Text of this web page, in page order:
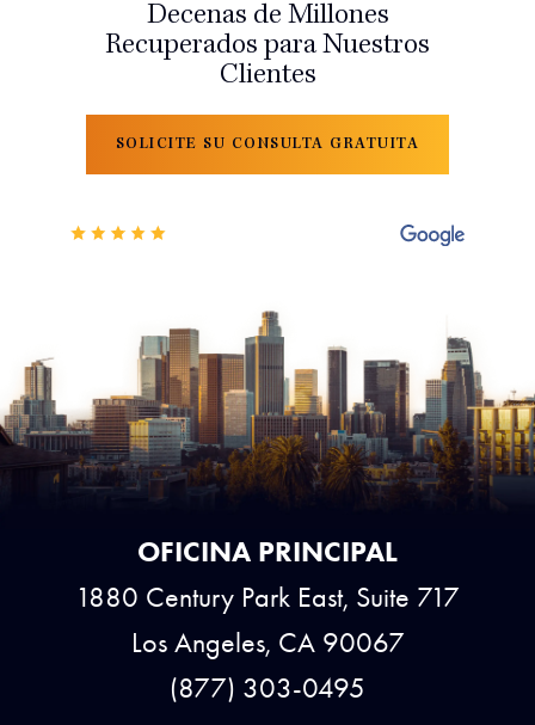
Decenas de Millones
Recuperados para Nuestros
Clientes
SOLICITE SU CONSULTA GRATUITA
OFICINA PRINCIPAL
1880 Century Park East, Suite 717
Los Angeles, CA 90067
(877) 303-0495